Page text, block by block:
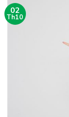
02
Th10